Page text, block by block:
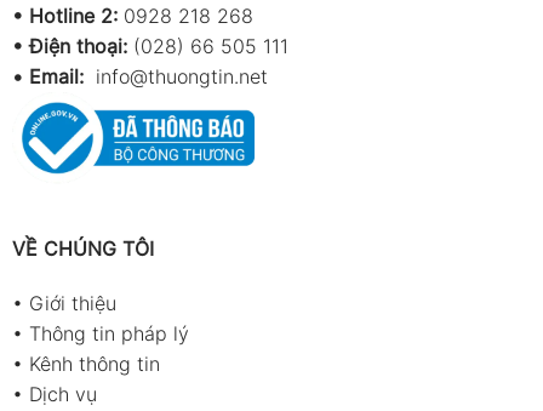
• Hotline 2: 0928 218 268
• Điện thoại: (028) 66 505 111
• Email: info@thuongtin.net
VỀ CHÚNG TÔI
• Giới thiệu
• Thông tin pháp lý
• Kênh thông tin
• Dịch vụ